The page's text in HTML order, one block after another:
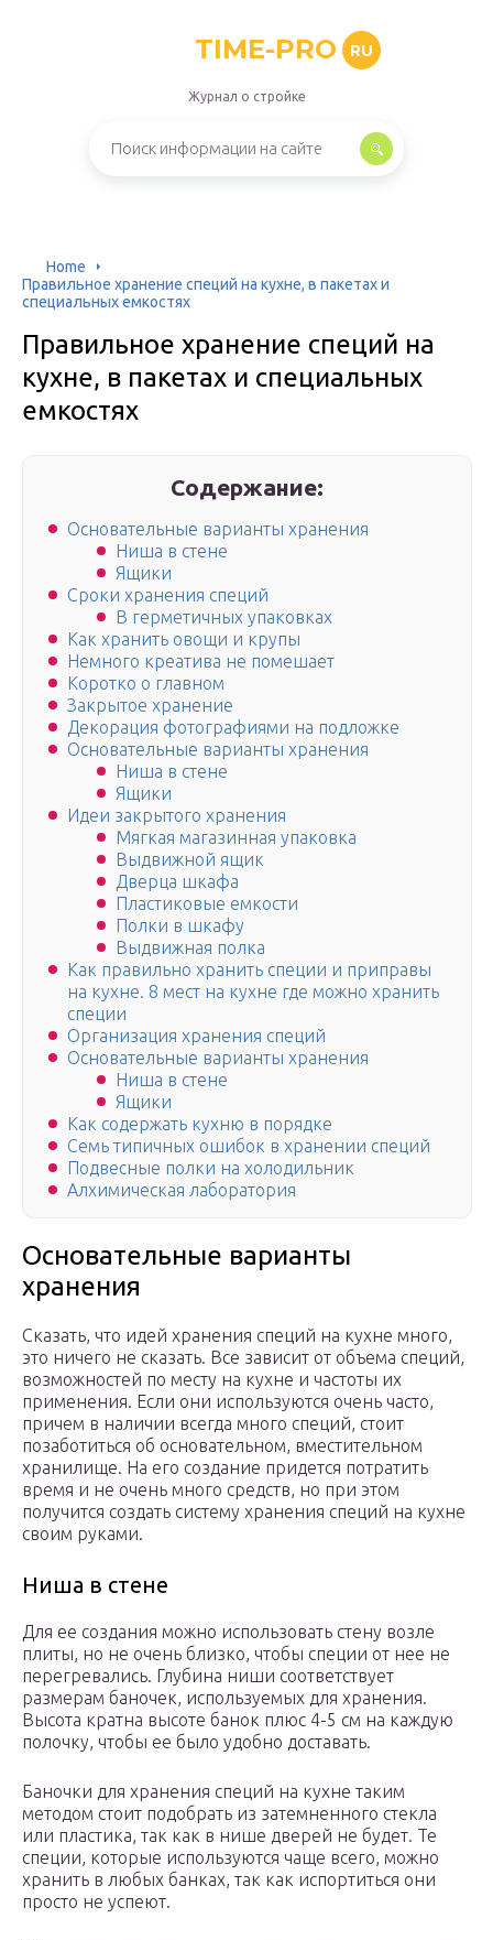
TIME-PRO RU
Журнал о стройке
Home
Правильное хранение специй на кухне, в пакетах и
специальных емкостях
Правильное хранение специй на
кухне, в пакетах и специальных
емкостях
Содержание:
Основательные варианты хранения
Ниша в стене
Ящики
Сроки хранения специй
В герметичных упаковках
Как хранить овощи и крупы
Немного креатива не помешает
Коротко о главном
Закрытое хранение
Декорация фотографиями на подложке
Основательные варианты хранения
Ниша в стене
Ящики
Идеи закрытого хранения
Мягкая магазинная упаковка
Выдвижной ящик
Дверца шкафа
Пластиковые емкости
Полки в шкафу
Выдвижная полка
Как правильно хранить специи и приправы
на кухне. 8 мест на кухне где можно хранить
специи
Организация хранения специй
Основательные варианты хранения
Ниша в стене
Ящики
Как содержать кухню в порядке
Семь типичных ошибок в хранении специй
Подвесные полки на холодильник
Алхимическая лаборатория
Основательные варианты
хранения
Сказать, что идей хранения специй на кухне много,
это ничего не сказать. Все зависит от объема специй,
возможностей по месту на кухне и частоты их
применения. Если они используются очень часто,
причем в наличии всегда много специй, стоит
позаботиться об основательном, вместительном
хранилище. На его создание придется потратить
время и не очень много средств, но при этом
получится создать систему хранения специй на кухне
своим руками.
Ниша в стене
Для ее создания можно использовать стену возле
плиты, но не очень близко, чтобы специи от нее не
перегревались. Глубина ниши соответствует
размерам баночек, используемых для хранения.
Высота кратна высоте банок плюс 4-5 см на каждую
полочку, чтобы ее было удобно доставать.
Баночки для хранения специй на кухне таким
методом стоит подобрать из затемненного стекла
или пластика, так как в нише дверей не будет. Те
специи, которые используются чаще всего, можно
хранить в любых банках, так как испортиться они
просто не успеют.